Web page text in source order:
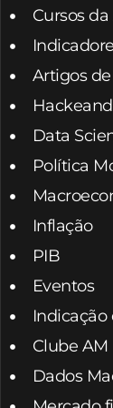
Cursos
Artigos
Data
Política
Inflação
PIB
Eventos
Indicação
Clube AM
Dados